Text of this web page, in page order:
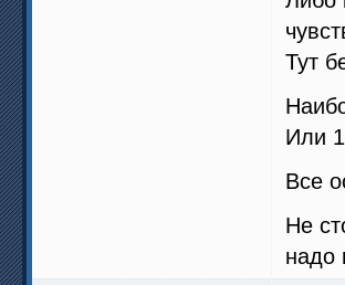
Тут
Или
Все
Не
надо